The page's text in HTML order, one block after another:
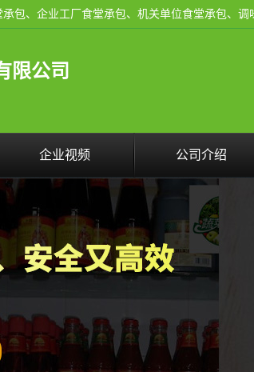
限公司
企业视频 公司介绍